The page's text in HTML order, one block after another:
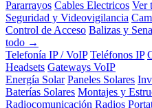
Pararrayos Cables Electricos Ver
Seguridad y Videovigilancia
Control de Acceso Balizas y
todo →
Telefonía IP / VoIP Teléfonos IP
Headsets Gateways VoIP
Energía Solar Paneles Solares
Baterías Solares Montajes y
Radiocomunicación Radios